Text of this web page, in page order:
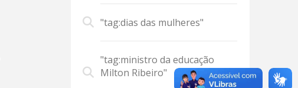
"tag:dias das mulheres"
"tag:ministro da educação
Milton Ribeiro"